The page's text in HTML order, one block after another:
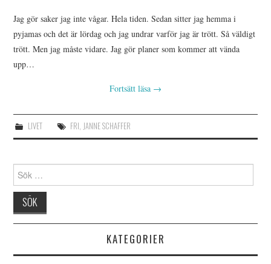
Jag gör saker jag inte vågar. Hela tiden. Sedan sitter jag hemma i
pyjamas och det är lördag och jag undrar varför jag är trött. Så väldigt
trött. Men jag måste vidare. Jag gör planer som kommer att vända
upp…
Fortsätt läsa →
LIVET FRI, JANNE SCHAFFER
Sök
efter:
KATEGORIER